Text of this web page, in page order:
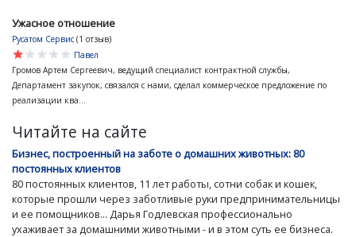
Ужасное отношение
Русатом Сервис (1 отзыв)
star
star
star
star
star
Павел
Громов Артем Сергеевич, ведущий специалист контрактной службы,
Департамент закупок, связался с нами, сделал коммерческое предложение по
реализации ква...
Читайте на сайте
Бизнес, построенный на заботе о домашних животных: 80
постоянных клиентов
80 постоянных клиентов, 11 лет работы, сотни собак и кошек,
которые прошли через заботливые руки предпринимательницы
и ее помощников... Дарья Годлевская профессионально
ухаживает за домашними животными - и в этом суть ее бизнеса.